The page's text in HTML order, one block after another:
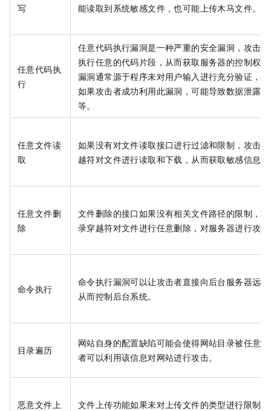
写
能读取到系统敏感文件，也可能上传木马文件。
任意代码执
行
任意代码执行漏洞是一种严重的安全漏洞，攻击
执行任意的代码片段，从而获取服务器的控制权
漏洞通常源于程序未对用户输入进行充分验证，
如果攻击者成功利用此漏洞，可能导致数据泄露
等。
任意文件读
取
如果没有对文件读取接口进行过滤和限制，攻击
越符对文件进行读取和下载，从而获取敏感信息
任意文件删
除
文件删除的接口如果没有相关文件路径的限制，
录穿越符对文件进行任意删除，对服务器进行攻
命令执行
命令执行漏洞可以让攻击者直接向后台服务器远
从而控制后台系统。
目录遍历
网站自身的配置缺陷可能会使得网站目录被任意
者可以利用该信息对网站进行攻击。
恶意文件上
文件上传功能如果未对上传文件的类型进行限制